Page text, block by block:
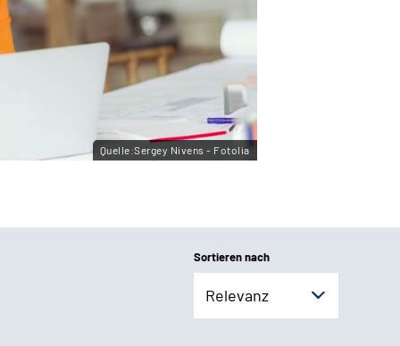
Quelle:Sergey Nivens - Fotolia
Sortieren nach
Relevanz